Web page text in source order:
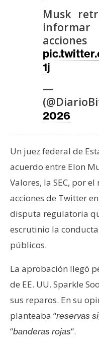
m
R
c
u
r
o
s
C
o
Musk
1j
—
2026
Un juez federal de
acuerdo entre Elon
Valores, la SEC, por
acciones de Twitter
disputa regulatoria
escrutinio la
públicos.
La aprobación llegó
de EE. UU. Sparkle
sus reparos. En su
planteaba “reservas
“banderas rojas“.